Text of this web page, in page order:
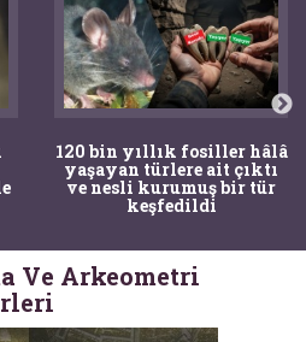
120 bin yıllık fosiller hâlâ
yaşayan türlere ait çıktı
ve nesli kurumuş bir tür
keşfedildi
Ve Arkeometri